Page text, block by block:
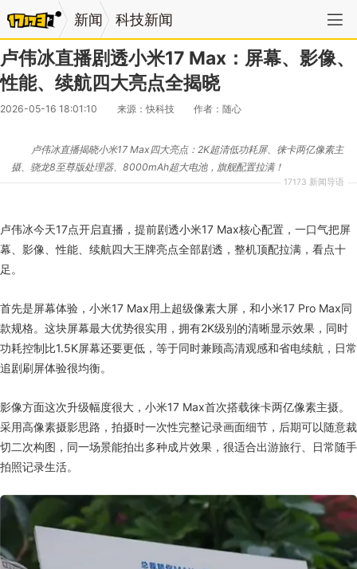
新闻 科技新闻
卢伟冰直播剧透小米17 Max：屏幕、影像、
性能、续航四大亮点全揭晓
2026-05-16 18:01:10 来源：快科技 作者：随心
17173 新闻导语
卢伟冰直播揭晓小米17 Max四大亮点：2K超清低功耗屏、徕卡两亿像素主
摄、骁龙8至尊版处理器、8000mAh超大电池，旗舰配置拉满！
卢伟冰今天17点开启直播，提前剧透小米17 Max核心配置，一口气把屏
幕、影像、性能、续航四大王牌亮点全部剧透，整机顶配拉满，看点十
足。
首先是屏幕体验，小米17 Max用上超级像素大屏，和小米17 Pro Max同
款规格。这块屏幕最大优势很实用，拥有2K级别的清晰显示效果，同时
功耗控制比1.5K屏幕还要更低，等于同时兼顾高清观感和省电续航，日常
追剧刷屏体验很均衡。
影像方面这次升级幅度很大，小米17 Max首次搭载徕卡两亿像素主摄。
采用高像素摄影思路，拍摄时一次性完整记录画面细节，后期可以随意裁
切二次构图，同一场景能拍出多种成片效果，很适合出游旅行、日常随手
拍照记录生活。